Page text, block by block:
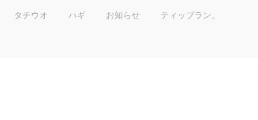
タチウオ ハギ お知らせ ティップラン。